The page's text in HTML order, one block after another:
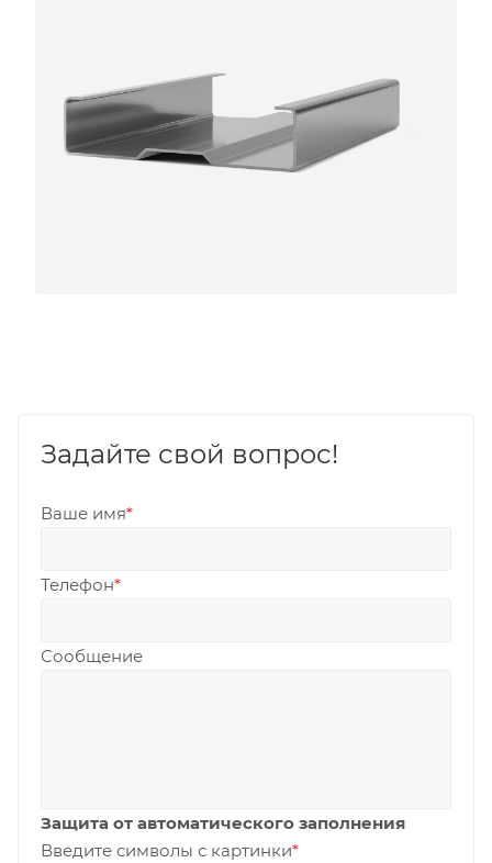
Задайте свой вопрос!
Ваше имя*
Телефон*
Сообщение
Защита от автоматического заполнения
Введите символы с картинки*